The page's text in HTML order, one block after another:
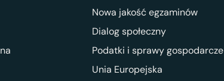
Nowa jakość egzaminów
Dialog społeczny
Podatki i sprawy gospodarcze
Unia Europejska